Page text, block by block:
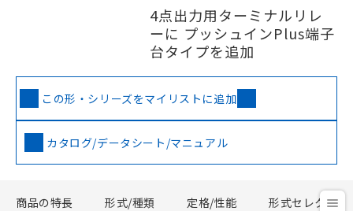
4点出力用ターミナルリレ
ーに プッシュインPlus端子
台タイプを追加
この形・シリーズをマイリストに追加
カタログ/データシート/マニュアル
商品の特長 形式/種類 定格/性能 形式セレクタ